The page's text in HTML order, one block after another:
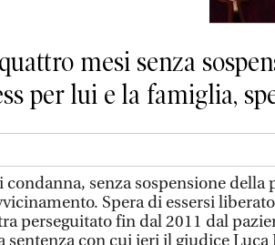
mesi senza
per lui e la famiglia,
senza sospensione della
Spera di essersi
perseguitato fin dal 2011 dal
sentenza con cui ieri il giudice